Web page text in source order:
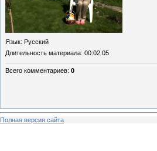
Язык: Русский
Длительность материала: 00:02:05
Всего комментариев: 0
Полная версия сайта